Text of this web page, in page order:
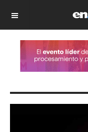
OFF CANVAS